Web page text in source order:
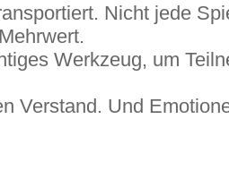
Nicht jede
Werkzeug, um
Verstand. Und